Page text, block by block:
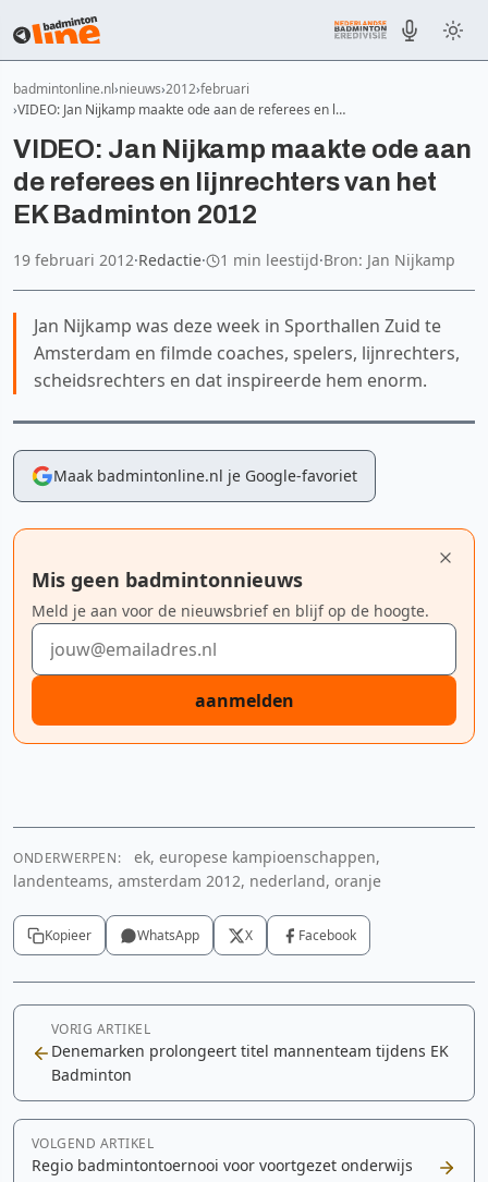
badmintonline.nl nieuws 2012 februari
VIDEO: Jan Nijkamp maakte ode aan de referees en l…
VIDEO: Jan Nijkamp maakte ode aan
de referees en lijnrechters van het
EK Badminton 2012
19 februari 2012·Redactie· 1 min leestijd·Bron: Jan Nijkamp
Jan Nijkamp was deze week in Sporthallen Zuid te
Amsterdam en filmde coaches, spelers, lijnrechters,
scheidsrechters en dat inspireerde hem enorm.
Maak badmintonline.nl je Google-favoriet
Mis geen badmintonnieuws
Meld je aan voor de nieuwsbrief en blijf op de hoogte.
E-mailadres
aanmelden
YouTube video
Cookie-instellingen aanpassen
ONDERWERPEN:
ek, europese kampioenschappen,
landenteams, amsterdam 2012, nederland, oranje
Kopieer WhatsApp X Facebook
VORIG ARTIKEL
Denemarken prolongeert titel mannenteam tijdens EK
Badminton
VOLGEND ARTIKEL
Regio badmintontoernooi voor voortgezet onderwijs